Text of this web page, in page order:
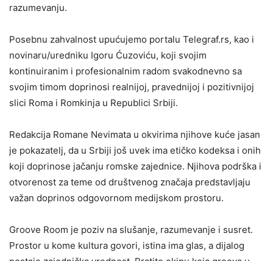
razumevanju.
Posebnu zahvalnost upućujemo portalu Telegraf.rs, kao i
novinaru/uredniku Igoru Ćuzoviću, koji svojim
kontinuiranim i profesionalnim radom svakodnevno sa
svojim timom doprinosi realnijoj, pravednijoj i pozitivnijoj
slici Roma i Romkinja u Republici Srbiji.
Redakcija Romane Nevimata u okvirima njihove kuće jasan
je pokazatelj, da u Srbiji još uvek ima etičko kodeksa i onih
koji doprinose jačanju romske zajednice. Njihova podrška i
otvorenost za teme od društvenog značaja predstavljaju
važan doprinos odgovornom medijskom prostoru.
Groove Room je poziv na slušanje, razumevanje i susret.
Prostor u kome kultura govori, istina ima glas, a dijalog